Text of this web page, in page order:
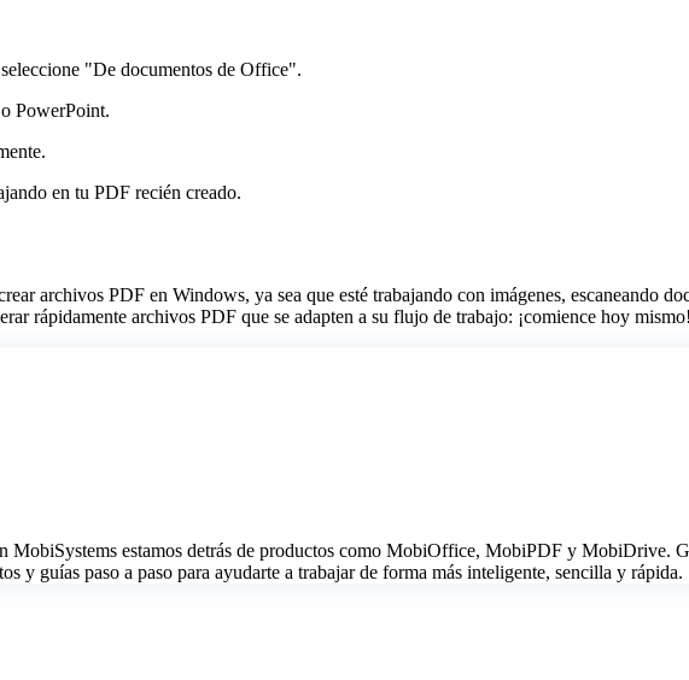
"De documentos de Office".
PowerPoint.
en tu PDF recién creado.
archivos PDF en Windows, ya sea que esté trabajando con imágenes, escaneando
rápidamente archivos PDF que se adapten a su flujo de trabajo: ¡comience hoy mismo!
estamos detrás de productos como MobiOffice, MobiPDF y MobiDrive.
y guías paso a paso para ayudarte a trabajar de forma más inteligente, sencilla y rápida.